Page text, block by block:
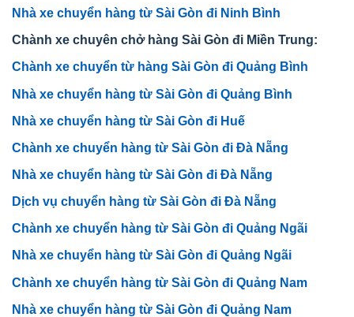
Nhà xe chuyển hàng từ Sài Gòn đi Ninh Bình
Chành xe chuyên chở hàng Sài Gòn đi Miền Trung:
Chành xe chuyển từ hàng Sài Gòn đi Quảng Bình
Nhà xe chuyển hàng từ Sài Gòn đi Quảng Bình
Nhà xe chuyển hàng từ Sài Gòn đi Huế
Chành xe chuyển hàng từ Sài Gòn đi Đà Nẵng
Nhà xe chuyển hàng từ Sài Gòn đi Đà Nẵng
Dịch vụ chuyển hàng từ Sài Gòn đi Đà Nẵng
Chành xe chuyển hàng từ Sài Gòn đi Quảng Ngãi
Nhà xe chuyển hàng từ Sài Gòn đi Quảng Ngãi
Chành xe chuyển hàng từ Sài Gòn đi Quảng Nam
Nhà xe chuyển hàng từ Sài Gòn đi Quảng Nam